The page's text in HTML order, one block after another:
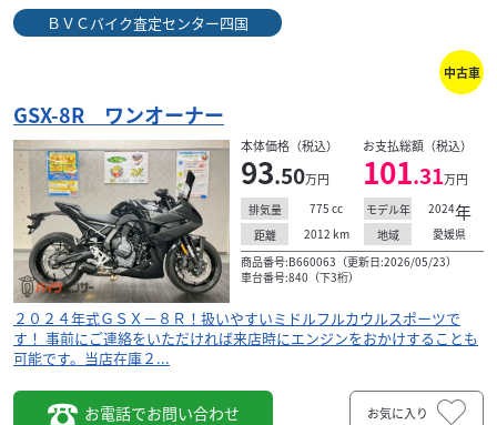
ＢＶＣバイク査定センター四国
中古車
GSX-8R ワンオーナー
本体価格（税込）
93.50万円
お支払総額（税込）
101.31万円
排気量 775 cc モデル年 2024年
距離 2012 km 地域
愛媛県
商品番号:B660063（更新日:2026/05/23）
車台番号:840（下3桁）
２０２４年式ＧＳＸ－８Ｒ！扱いやすいミドルフルカウルスポーツで
す！ 事前にご連絡をいただければ来店時にエンジンをおかけすることも
可能です。当店在庫２...
お電話でお問い合わせ お気に入り